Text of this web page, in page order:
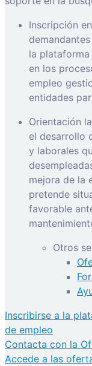
Inscripción
la
en los
empleo
entidades
Orientación
el desarrollo
y laborales
mejora de la
pretende
favorable
Otros
Inscribirse a la
de empleo
Contacta con la
Accede a las